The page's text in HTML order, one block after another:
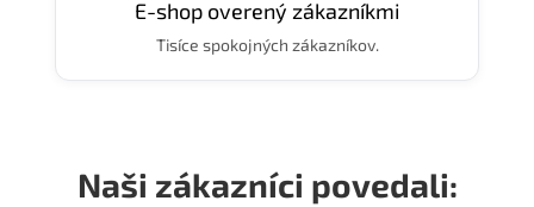
E-shop overený zákazníkmi
Tisíce spokojných zákazníkov.
Naši zákazníci povedali: